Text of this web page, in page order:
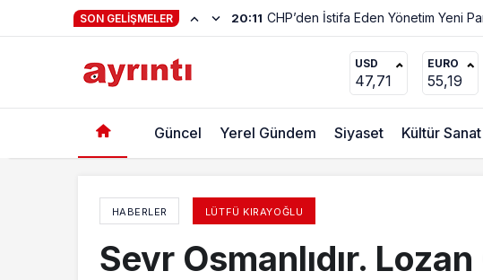
SON GELIŞMELER 20:11 CHP’den İstifa Eden Yönetim Yeni
USD
47,71
EURO
55,19
Güncel Yerel Gündem Siyaset Kültür Sanat
HABERLER LÜTFÜ KIRAYOĞLU
Sevr Osmanlıdır.
Siyasetin Almancıları